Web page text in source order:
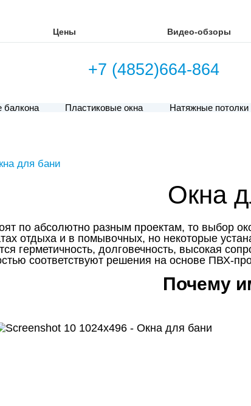
Цены Видео-обзоры
+7 (4852)664-864
балкона Пластиковые окна Натяжные потолки
для бани
Окна
по абсолютно разным проектам, то выбор
отдыха и в помывочных, но некоторые
герметичность, долговечность, высокая
соответствуют решения на основе ПВХ-
Почему